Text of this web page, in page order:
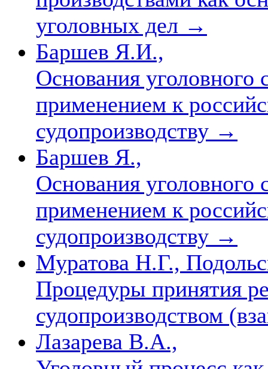
уголовных дел →
Баршев Я.И.,
Основания уголовного
применением к
судопроизводству →
Баршев Я.,
Основания уголовного
применением к
судопроизводству →
Муратова Н.Г.,
Процедуры принятия
судопроизводством
Лазарева В.А.,